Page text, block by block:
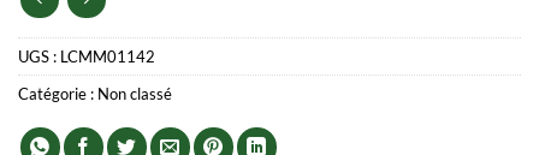
UGS : LCMM01142
Catégorie : Non classé